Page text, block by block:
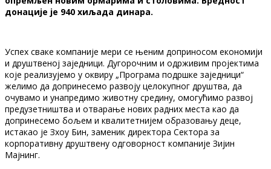
донације је 940 хиљада динара.
Успех сваке компаније мери се њеним доприносом економији
и друштвеној заједници. Дугорочним и одрживим пројектима
које реализујемо у оквиру „Програма подршке заједници“
желимо да допринесемо развоју целокупног друштва, да
очувамо и унапредимо животну средину, омогућимо развој
предузетништва и отварање нових радних места као да
допринесемо бољем и квалитетнијем образовању деце,
истакао је Зхоу Бин, заменик директора Сектора за
корпоративну друштвену одговорност компаније Зијин
Мајнинг.